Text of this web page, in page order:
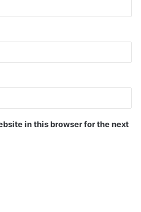
in this browser for the next